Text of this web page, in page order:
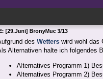
[29.Juni] BronyMuc 3/13
des Wetters wird wohl das
Alternativen halte ich folgendes
Alternatives Programm 1)
Alternatives Programm 2)